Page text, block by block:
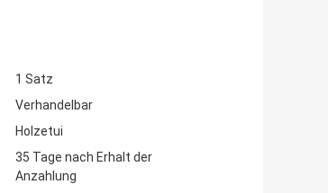
1 Satz
Verhandelbar
Holzetui
35 Tage nach Erhalt der
Anzahlung